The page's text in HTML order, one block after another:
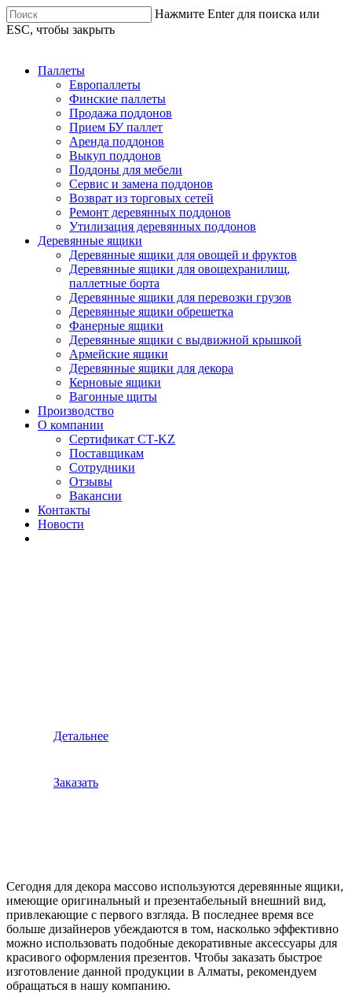
Нажмите Enter для поиска или
ESC, чтобы закрыть
Паллеты
Европаллеты
Финские паллеты
Продажа поддонов
Прием БУ паллет
Аренда поддонов
Выкуп поддонов
Поддоны для мебели
Сервис и замена поддонов
Возврат из торговых сетей
Ремонт деревянных поддонов
Утилизация деревянных поддонов
Деревянные ящики
Деревянные ящики для овощей и фруктов
Деревянные ящики для овощехранилищ,
паллетные борта
Деревянные ящики для перевозки грузов
Деревянные ящики обрешетка
Фанерные ящики
Деревянные ящики с выдвижной крышкой
Армейские ящики
Деревянные ящики для декора
Керновые ящики
Вагонные щиты
Производство
О компании
Сертификат СТ-KZ
Поставщикам
Сотрудники
Отзывы
Вакансии
Контакты
Новости
Детальнее
Заказать
Сегодня для декора массово используются деревянные ящики,
имеющие оригинальный и презентабельный внешний вид,
привлекающие с первого взгляда. В последнее время все
больше дизайнеров убеждаются в том, насколько эффективно
можно использовать подобные декоративные аксессуары для
красивого оформления презентов. Чтобы заказать быстрое
изготовление данной продукции в Алматы, рекомендуем
обращаться в нашу компанию.